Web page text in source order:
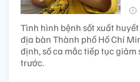
Tình hình bệnh sốt xuất
địa bàn Thành phố Hồ Chí
định, số ca mắc tiếp tục
trước.